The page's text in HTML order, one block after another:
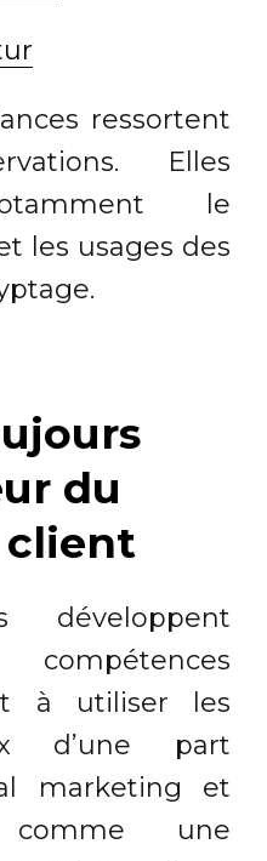
ressortent
Elles
le
les usages des
du
développent
à utiliser les
d’une part
marketing et
une